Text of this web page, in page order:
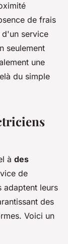
de frais
d'un service
seulement
une
du simple
à des
de
adaptent leurs
des
Voici un